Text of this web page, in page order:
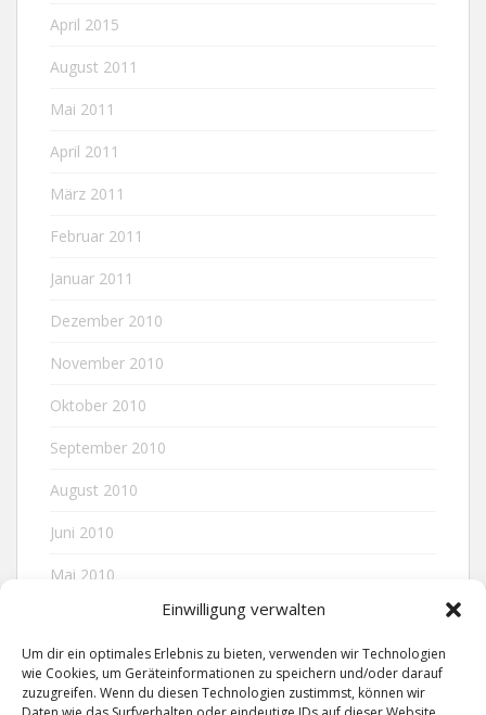
Einwilligung verwalten
Um dir ein optimales Erlebnis zu bieten, verwenden wir Technologien
wie Cookies, um Geräteinformationen zu speichern und/oder darauf
zuzugreifen. Wenn du diesen Technologien zustimmst, können wir
April 2015
August 2011
Mai 2011
April 2011
März 2011
Februar 2011
Januar 2011
Dezember 2010
November 2010
Oktober 2010
September 2010
August 2010
Juni 2010
Mai 2010